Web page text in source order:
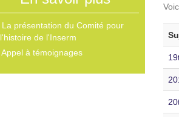
La présentation du Comité pour
l'histoire de l'Inserm
Appel à témoignages